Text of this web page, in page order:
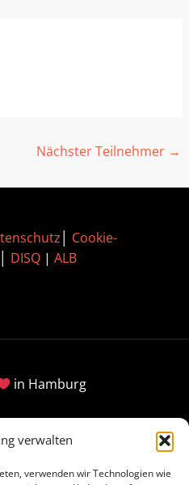
verwalten
verwenden wir Technologien wie
Nächster Teilnehmer →
Cookie-
DISQ| ALB
in Hamburg